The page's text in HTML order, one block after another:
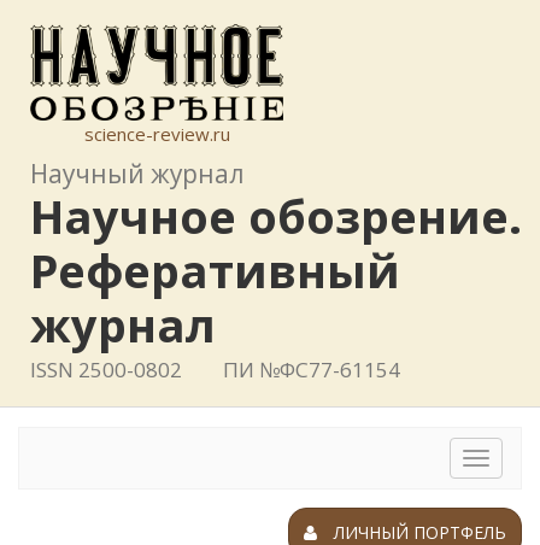
science-review.ru
Научный журнал
Научное обозрение.
Реферативный
журнал
ISSN 2500-0802 ПИ №ФС77-61154
Toggle
ЛИЧНЫЙ ПОРТФЕЛЬ